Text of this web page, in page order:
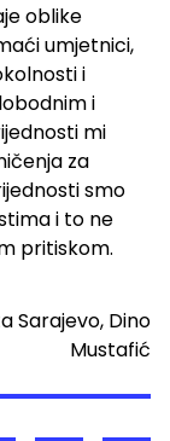
oblike
umjetnici,
i
i
mi
za
smo
i to ne
pritiskom.
Sarajevo, Dino
Mustafić